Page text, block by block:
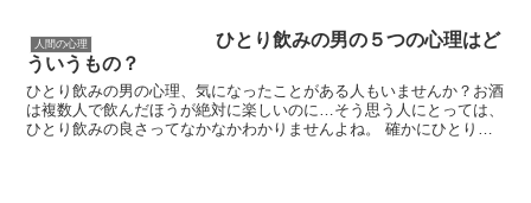
人間の心理
ひとり飲みの男の５つの心理はど
ういうもの？
ひとり飲みの男の心理、気になったことがある人もいませんか？お酒
は複数人で飲んだほうが絶対に楽しいのに…そう思う人にとっては、
ひとり飲みの良さってなかなかわかりませんよね。 確かにひとり飲